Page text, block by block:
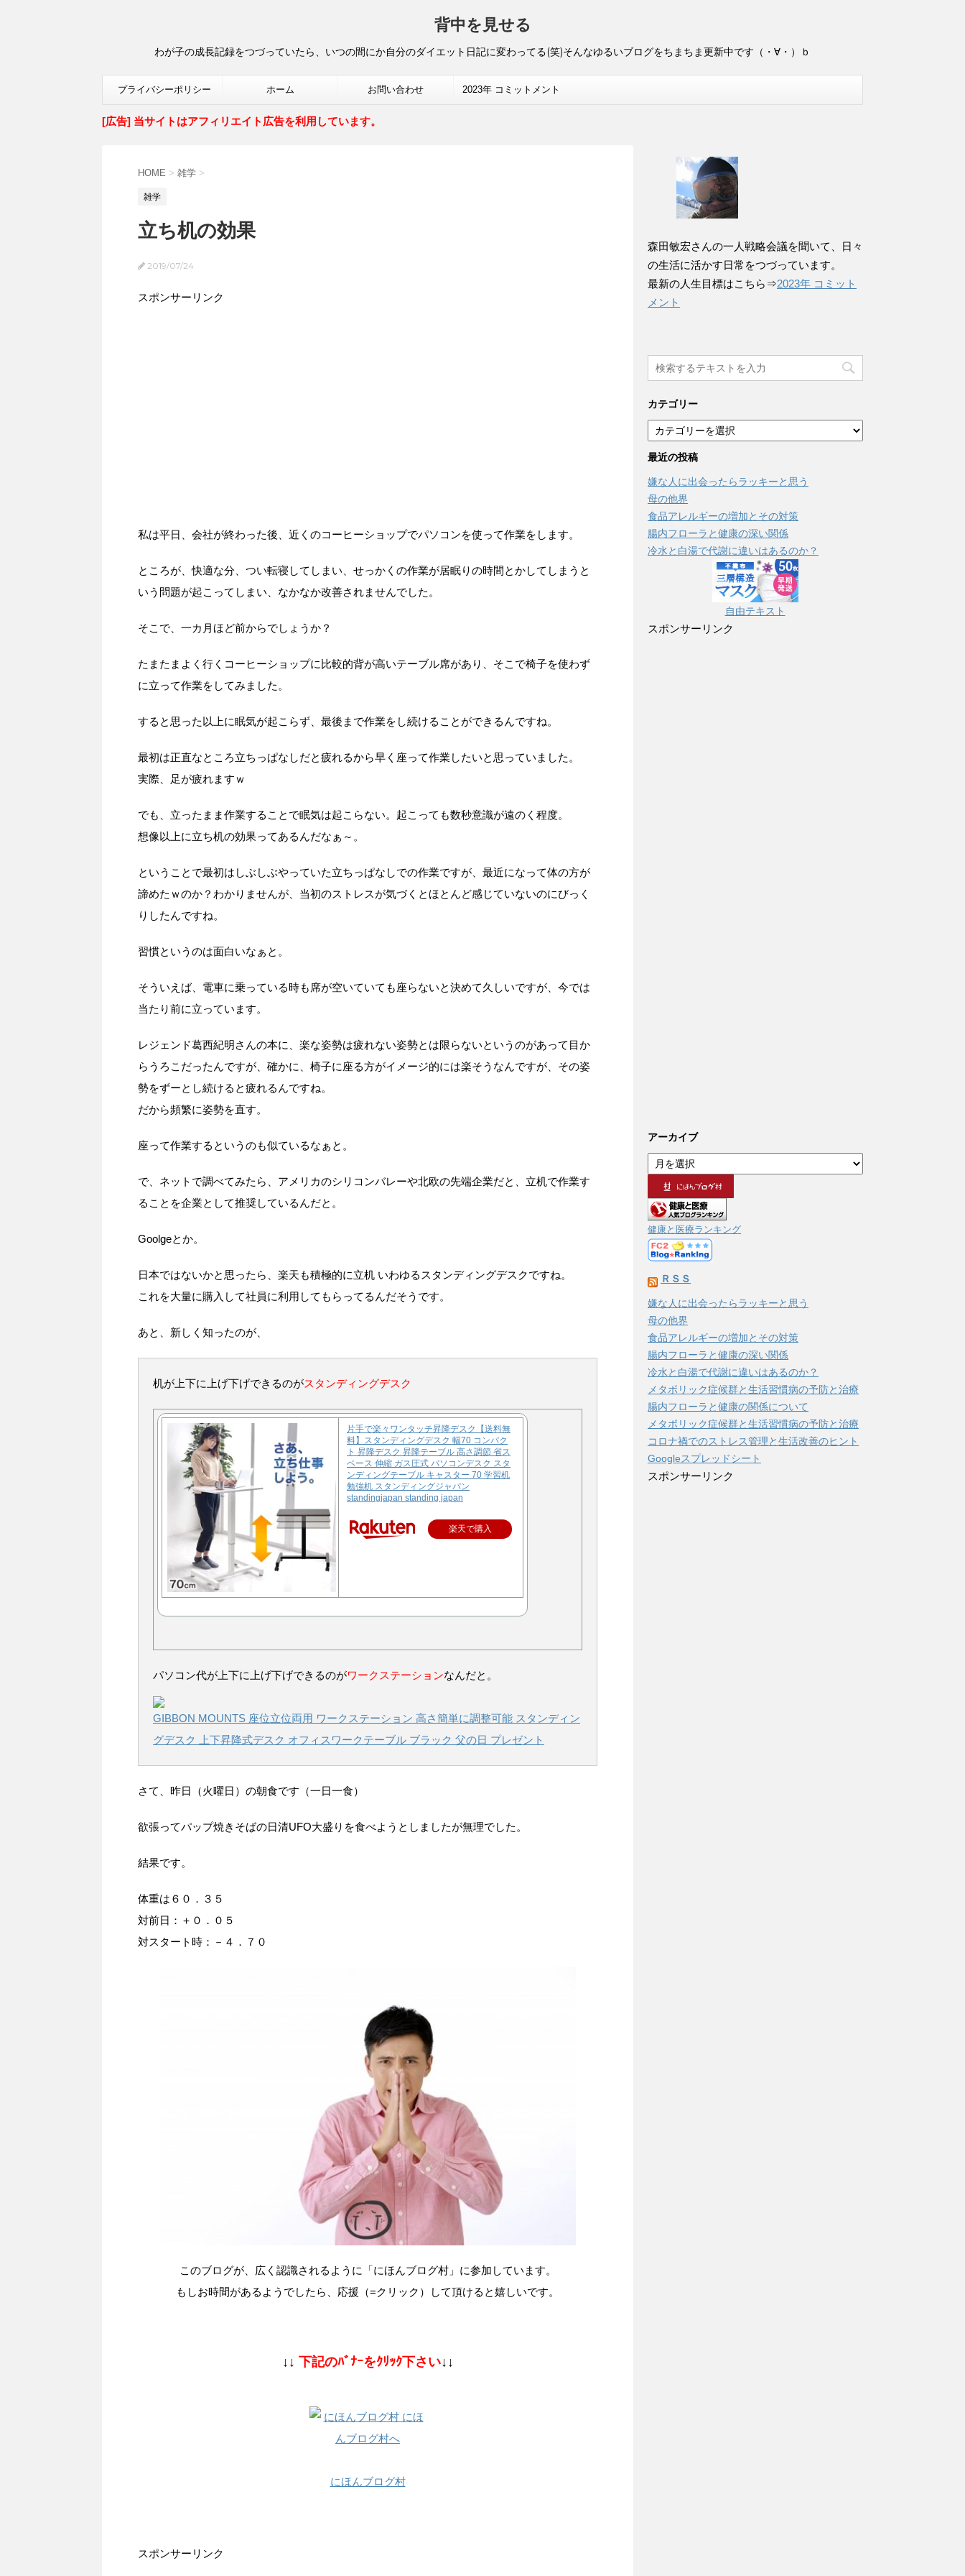
背中を見せる
わが子の成長記録をつづっていたら、いつの間にか自分のダイエット日記に変わってる(笑)そんなゆるいブログをちまちま更新中です（・∀・）ｂ
プライバシーポリシー ホーム お問い合わせ 2023年 コミットメント
[広告] 当サイトはアフィリエイト広告を利用しています。
HOME > 雑学 >
雑学
立ち机の効果
2019/07/24
スポンサーリンク
私は平日、会社が終わった後、近くのコーヒーショップでパソコンを使って作業をします。
ところが、快適な分、つい転寝してしまい、せっかくの作業が居眠りの時間とかしてしまうと
いう問題が起こってしまい、なかなか改善されませんでした。
そこで、一カ月ほど前からでしょうか？
たまたまよく行くコーヒーショップに比較的背が高いテーブル席があり、そこで椅子を使わず
に立って作業をしてみました。
すると思った以上に眠気が起こらず、最後まで作業をし続けることができるんですね。
最初は正直なところ立ちっぱなしだと疲れるから早く座って作業したいと思っていました。
実際、足が疲れますｗ
でも、立ったまま作業することで眠気は起こらない。起こっても数秒意識が遠のく程度。
想像以上に立ち机の効果ってあるんだなぁ～。
ということで最初はしぶしぶやっていた立ちっぱなしでの作業ですが、最近になって体の方が
諦めたｗのか？わかりませんが、当初のストレスが気づくとほとんど感じていないのにびっく
りしたんですね。
習慣というのは面白いなぁと。
そういえば、電車に乗っている時も席が空いていても座らないと決めて久しいですが、今では
当たり前に立っています。
レジェンド葛西紀明さんの本に、楽な姿勢は疲れない姿勢とは限らないというのがあって目か
らうろこだったんですが、確かに、椅子に座る方がイメージ的には楽そうなんですが、その姿
勢をずーとし続けると疲れるんですね。
だから頻繁に姿勢を直す。
座って作業するというのも似ているなぁと。
で、ネットで調べてみたら、アメリカのシリコンバレーや北欧の先端企業だと、立机で作業す
ることを企業として推奨しているんだと。
Goolgeとか。
日本ではないかと思ったら、楽天も積極的に立机 いわゆるスタンディングデスクですね。
これを大量に購入して社員に利用してもらってるんだそうです。
あと、新しく知ったのが、
机が上下に上げ下げできるのがスタンディングデスク
片手で楽々ワンタッチ昇降デスク【送料無
料】スタンディングデスク 幅70 コンパク
ト 昇降デスク 昇降テーブル 高さ調節 省ス
ペース 伸縮 ガス圧式 パソコンデスク スタ
ンディングテーブル キャスター 70 学習机
勉強机 スタンディングジャパン
standingjapan standing japan
楽天で購入
パソコン代が上下に上げ下げできるのがワークステーションなんだと。
GIBBON MOUNTS 座位立位両用 ワークステーション 高さ簡単に調整可能 スタンディン
グデスク 上下昇降式デスク オフィスワークテーブル ブラック 父の日 プレゼント
さて、昨日（火曜日）の朝食です（一日一食）
欲張ってパップ焼きそばの日清UFO大盛りを食べようとしましたが無理でした。
結果です。
体重は６０．３５
対前日：＋０．０５
対スタート時：－４．７０
このブログが、広く認識されるように「にほんブログ村」に参加しています。
もしお時間があるようでしたら、応援（=クリック）して頂けると嬉しいです。
↓↓ 下記のﾊﾞﾅｰをｸﾘｯｸ下さい↓↓
にほんブログ村
スポンサーリンク
森田敏宏さんの一人戦略会議を聞いて、日々
の生活に活かす日常をつづっています。
最新の人生目標はこちら⇒2023年 コミット
メント
カテゴリー
カ
テ
ゴ
リ
ー
最近の投稿
嫌な人に出会ったらラッキーと思う
母の他界
食品アレルギーの増加とその対策
腸内フローラと健康の深い関係
冷水と白湯で代謝に違いはあるのか？
自由テキスト
スポンサーリンク
アーカイブ
ー
カ
イ
ブ
健康と医療ランキング
ＲＳＳ
嫌な人に出会ったらラッキーと思う
母の他界
食品アレルギーの増加とその対策
腸内フローラと健康の深い関係
冷水と白湯で代謝に違いはあるのか？
メタボリック症候群と生活習慣病の予防と治療
腸内フローラと健康の関係について
メタボリック症候群と生活習慣病の予防と治療
コロナ禍でのストレス管理と生活改善のヒント
Googleスプレッドシート
スポンサーリンク